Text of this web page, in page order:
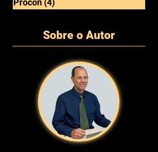
Procon (4)
Sobre o Autor